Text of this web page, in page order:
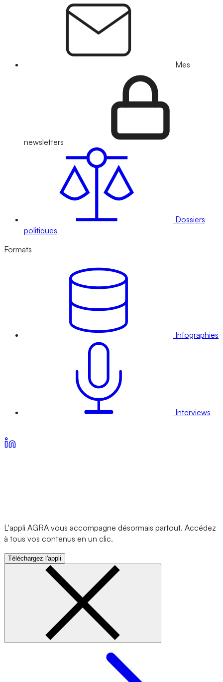
Mes
newsletters
Dossiers
politiques
Formats
Infographies
Interviews
L'appli AGRA vous accompagne désormais partout. Accédez
à tous vos contenus en un clic.
Téléchargez l'appli